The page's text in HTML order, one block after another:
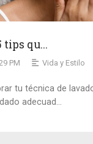
tips qu...
PM Vida y Estilo
tu técnica de
adecuad...